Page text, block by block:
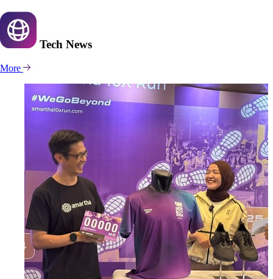
Tech News
More